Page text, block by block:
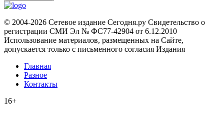
© 2004-2026 Сетевое издание Сегодня.ру Свидетельство о
регистрации СМИ Эл № ФС77-42904 от 6.12.2010
Использование материалов, размещенных на Сайте,
допускается только с письменного согласия Издания
Главная
Разное
Контакты
16+